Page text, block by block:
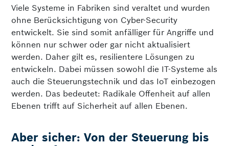
Viele Systeme in Fabriken sind veraltet und wurden
ohne Berücksichtigung von Cyber-Security
entwickelt. Sie sind somit anfälliger für Angriffe und
können nur schwer oder gar nicht aktualisiert
werden. Daher gilt es, resilientere Lösungen zu
entwickeln. Dabei müssen sowohl die IT-Systeme als
auch die Steuerungstechnik und das IoT einbezogen
werden. Das bedeutet: Radikale Offenheit auf allen
Ebenen trifft auf Sicherheit auf allen Ebenen.
Aber sicher: Von der Steuerung bis